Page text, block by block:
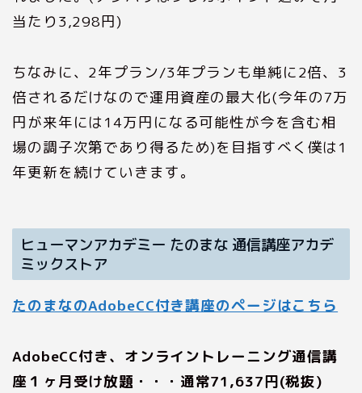
当たり3,298円)
ちなみに、2年プラン/3年プランも単純に2倍、3
倍されるだけなので運用資産の最大化(今年の7万
円が来年には14万円になる可能性が今を含む相
場の調子次第であり得るため)を目指すべく僕は1
年更新を続けていきます。
ヒューマンアカデミー たのまな 通信講座アカデ
ミックストア
たのまなのAdobeCC付き講座のページはこちら
AdobeCC付き、オンライントレーニング通信講
座１ヶ月受け放題・・・通常71,637円(税抜)